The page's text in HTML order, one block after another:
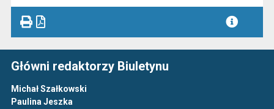
Główni redaktorzy Biuletynu
Michał Szałkowski
Paulina Jeszka